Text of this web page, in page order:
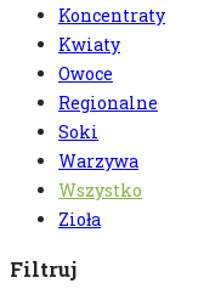
Koncentraty
Kwiaty
Owoce
Regionalne
Soki
Warzywa
Wszystko
Zioła
Filtruj